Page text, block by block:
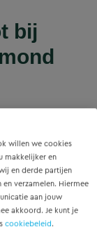
willen we cookies
makkelijker en
en derde partijen
verzamelen. Hiermee
aan jouw
akkoord. Je kunt je
cookiebeleid.
bij
voor
in